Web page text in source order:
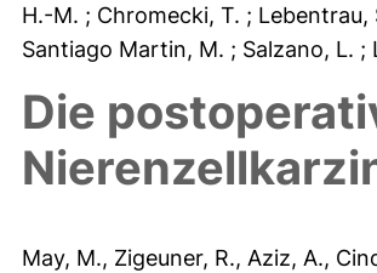
H.-M. ; Chromecki, T. ; Lebentrau,
Santiago Martin, M. ; Salzano, L. ;
Die
May, M., Zigeuner, R., Aziz, A.,